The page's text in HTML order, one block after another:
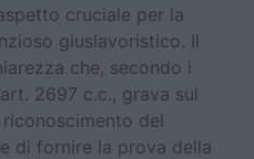
cruciale per la
giuslavoristico. Il
che, secondo i
2697 c.c., grava sul
del
di fornire la prova della